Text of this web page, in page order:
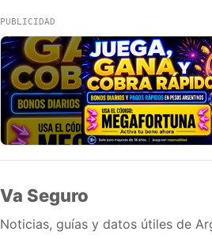
PUBLICIDAD
Va Seguro
Noticias, guías y datos útiles de